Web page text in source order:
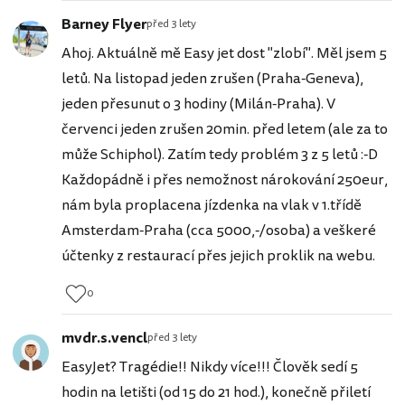
Barney Flyerpřed 3 lety
Ahoj. Aktuálně mě Easy jet dost "zlobí". Měl jsem 5
letů. Na listopad jeden zrušen (Praha-Geneva),
jeden přesunut o 3 hodiny (Milán-Praha). V
červenci jeden zrušen 20min. před letem (ale za to
může Schiphol). Zatím tedy problém 3 z 5 letů :-D
Každopádně i přes nemožnost nárokování 250eur,
nám byla proplacena jízdenka na vlak v 1.třídě
Amsterdam-Praha (cca 5000,-/osoba) a veškeré
účtenky z restaurací přes jejich proklik na webu.
0
mvdr.s.venclpřed 3 lety
EasyJet? Tragédie!! Nikdy více!!! Člověk sedí 5
hodin na letišti (od 15 do 21 hod.), konečně přiletí